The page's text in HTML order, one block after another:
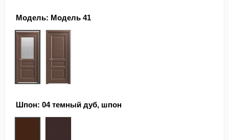
Модель: Модель 41
Модель 41Модель 42
Шпон: 04 темный дуб, шпон